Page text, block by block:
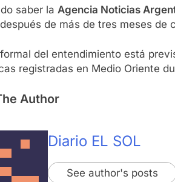
saber la Agencia Noticias
de más de tres meses
del entendimiento está
registradas en Medio Oriente
Author
Diario EL SOL
See author's posts